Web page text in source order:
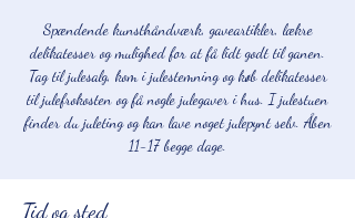
Spændende kunsthåndværk, gaveartikler, lækre
delikatesser og mulighed for at få lidt godt til ganen.
Tag til julesalg, kom i julestemning og køb delikatesser
til julefrokosten og få nogle julegaver i hus. I julestuen
finder du juleting og kan lave noget julepynt selv. Åben
11-17 begge dage.
Tid og sted